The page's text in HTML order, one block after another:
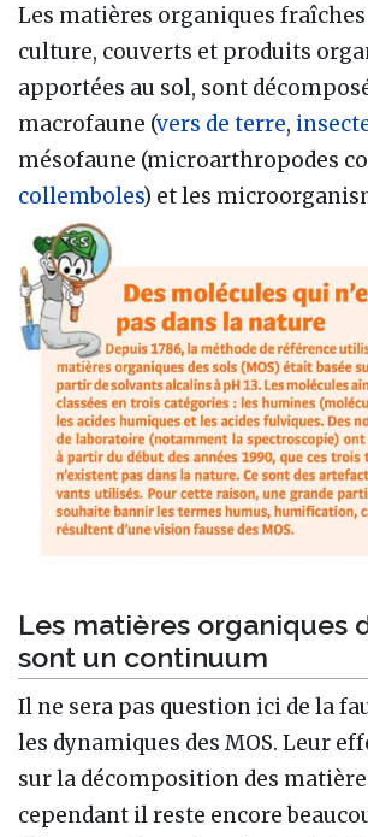
Les matières organiques fraîches
culture, couverts et produits
apportées au sol, sont
macrofaune (vers de terre,
mésofaune (microarthropodes
collemboles) et les
Les matières organiques
sont un continuum
Il ne sera pas question ici de la
les dynamiques des MOS. Leur
sur la décomposition des
cependant il reste encore